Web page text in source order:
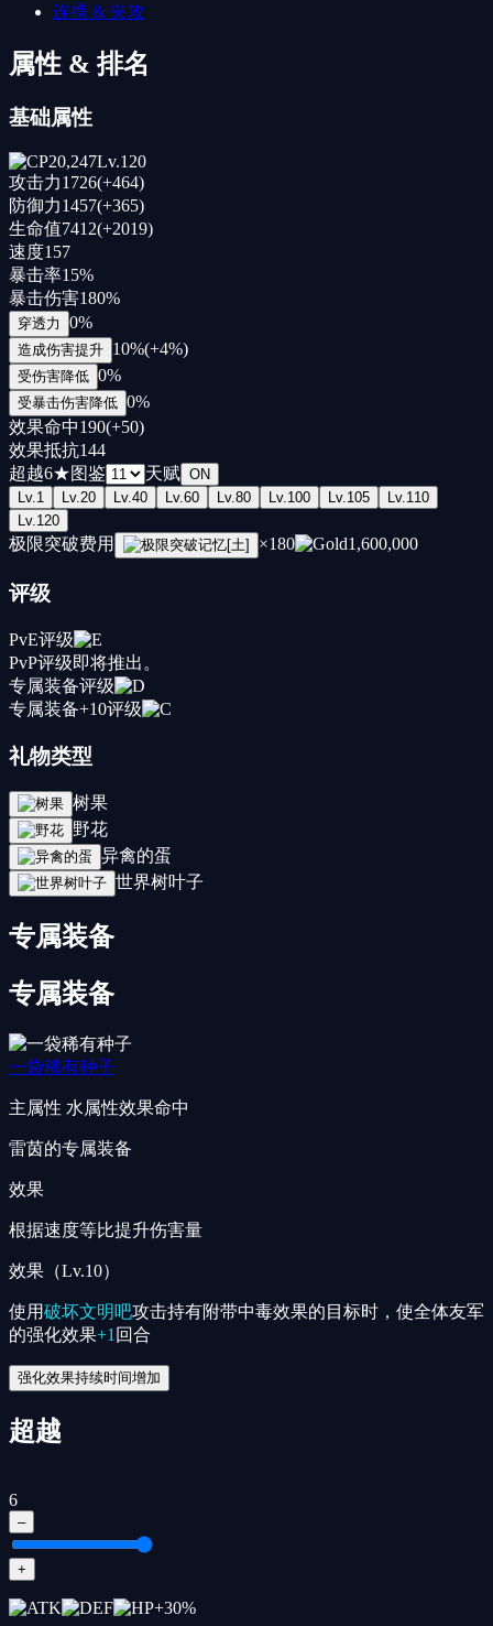
连携 & 夹攻
属性 & 排名
基础属性
20,247Lv.120
攻击力1726(+464)
防御力1457(+365)
生命值7412(+2019)
速度157
暴击率15%
暴击伤害180%
穿透力 0%
造成伤害提升 10%(+4%)
受伤害降低 0%
受暴击伤害降低 0%
效果命中190(+50)
效果抵抗144
超越6★图鉴 天赋 ON
Lv.1 Lv.20 Lv.40 Lv.60 Lv.80 Lv.100 Lv.105 Lv.110
Lv.120
极限突破费用 ×180 1,600,000
评级
PvE评级
PvP评级即将推出。
专属装备评级
专属装备+10评级
礼物类型
树果
野花
异禽的蛋
世界树叶子
专属装备
专属装备
一袋稀有种子
主属性 水属性效果命中
雷茵的专属装备
效果
根据速度等比提升伤害量
效果（Lv.10）
使用破坏文明吧攻击持有附带中毒效果的目标时，使全体友军
的强化效果+1 回合
强化效果持续时间增加
超越
6
–
+
+30%